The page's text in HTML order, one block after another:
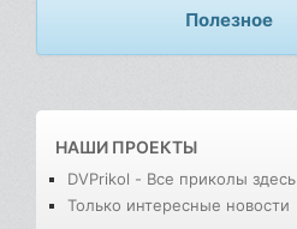
Полезное
НАШИ ПРОЕКТЫ
DVPrikol - Все приколы здесь
Только интересные новости